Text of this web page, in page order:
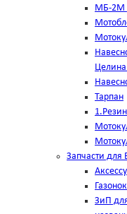
МБ-2М
Тарпан
Запчасти для
ЗиП